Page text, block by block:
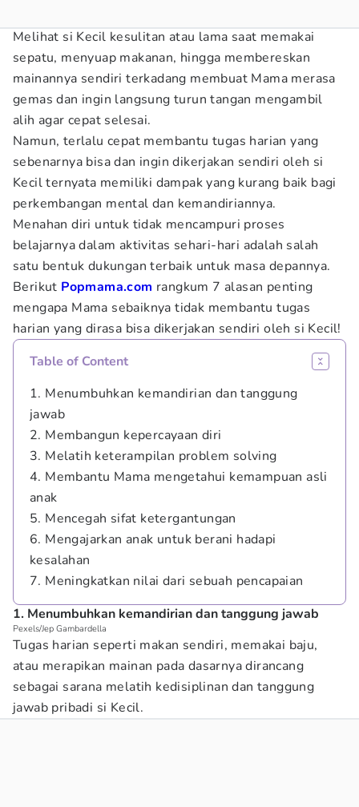
Melihat si Kecil kesulitan atau lama saat memakai
sepatu, menyuap makanan, hingga membereskan
mainannya sendiri terkadang membuat Mama merasa
gemas dan ingin langsung turun tangan mengambil
alih agar cepat selesai.
Namun, terlalu cepat membantu tugas harian yang
sebenarnya bisa dan ingin dikerjakan sendiri oleh si
Kecil ternyata memiliki dampak yang kurang baik bagi
perkembangan mental dan kemandiriannya.
Menahan diri untuk tidak mencampuri proses
belajarnya dalam aktivitas sehari-hari adalah salah
satu bentuk dukungan terbaik untuk masa depannya.
Berikut Popmama.com rangkum 7 alasan penting
mengapa Mama sebaiknya tidak membantu tugas
harian yang dirasa bisa dikerjakan sendiri oleh si Kecil!
Table of Content
1. Menumbuhkan kemandirian dan tanggung
jawab
2. Membangun kepercayaan diri
3. Melatih keterampilan problem solving
4. Membantu Mama mengetahui kemampuan asli
anak
5. Mencegah sifat ketergantungan
6. Mengajarkan anak untuk berani hadapi
kesalahan
7. Meningkatkan nilai dari sebuah pencapaian
1. Menumbuhkan kemandirian dan tanggung jawab
Pexels/Jep Gambardella
Tugas harian seperti makan sendiri, memakai baju,
atau merapikan mainan pada dasarnya dirancang
sebagai sarana melatih kedisiplinan dan tanggung
jawab pribadi si Kecil.